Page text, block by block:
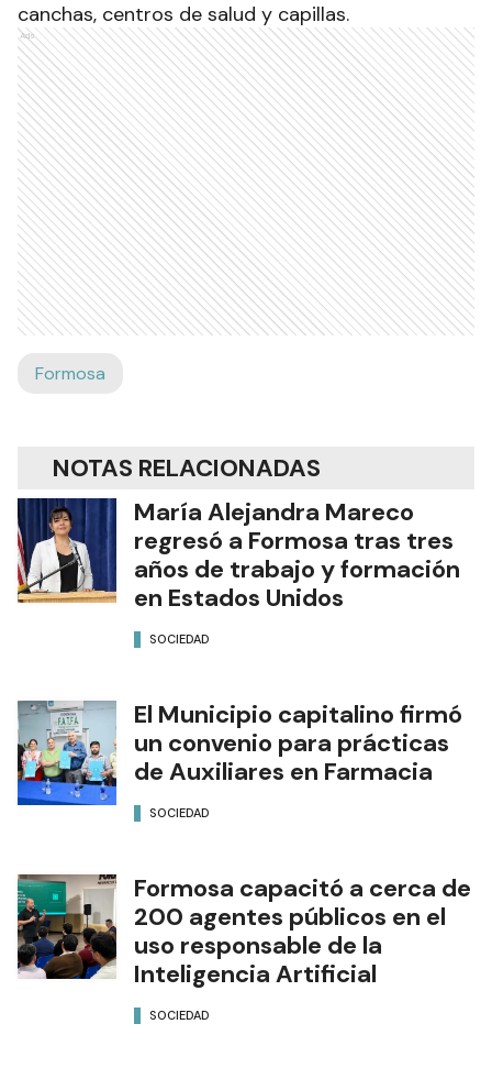
canchas, centros de salud y capillas.
Ads
Formosa
NOTAS RELACIONADAS
María Alejandra Mareco
regresó a Formosa tras tres
años de trabajo y formación
en Estados Unidos
SOCIEDAD
El Municipio capitalino firmó
un convenio para prácticas
de Auxiliares en Farmacia
SOCIEDAD
Formosa capacitó a cerca de
200 agentes públicos en el
uso responsable de la
Inteligencia Artificial
SOCIEDAD